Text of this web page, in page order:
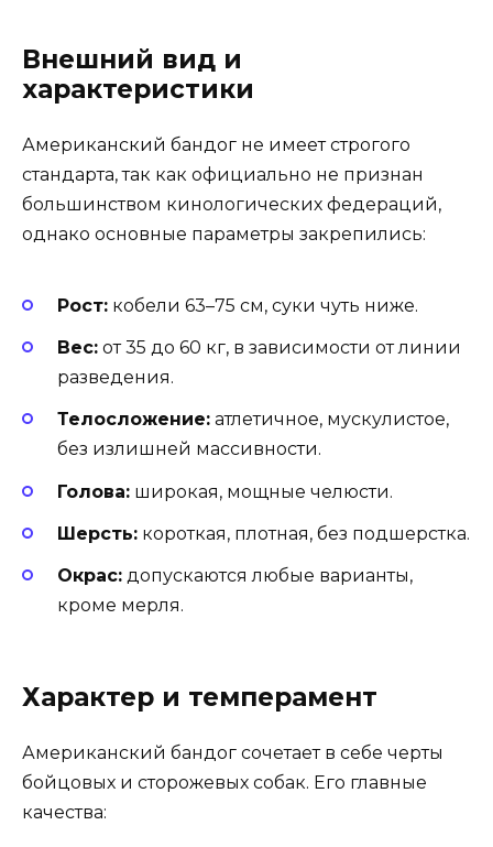
Внешний вид и
характеристики
Американский бандог не имеет строгого
стандарта, так как официально не признан
большинством кинологических федераций,
однако основные параметры закрепились:
Рост: кобели 63–75 см, суки чуть ниже.
Вес: от 35 до 60 кг, в зависимости от линии
разведения.
Телосложение: атлетичное, мускулистое,
без излишней массивности.
Голова: широкая, мощные челюсти.
Шерсть: короткая, плотная, без подшерстка.
Окрас: допускаются любые варианты,
кроме мерля.
Характер и темперамент
Американский бандог сочетает в себе черты
бойцовых и сторожевых собак. Его главные
качества: